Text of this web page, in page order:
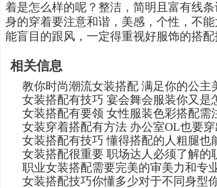
着是怎么样的呢？整洁，简明且富有线
身的穿着要注意和谐，美感，个性，不
能盲目的跟风，一定得重视好服饰的搭
相关信息
教你时尚潮流女装搭配 满足你的公主
女装搭配有技巧 宴会舞会服装你又是
女装搭配有要领 女性服装色彩搭配需
女装穿着搭配有方法 办公室OL也要
女装搭配有技巧 懂得搭配的人粗腿也
女装搭配很重要 职场达人必须了解的
职业女装搭配需要完美的审美力和专
女装搭配技巧你懂多少对于不同身型